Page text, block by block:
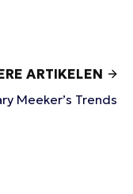
ARTIKELEN
Meeker’s Trends